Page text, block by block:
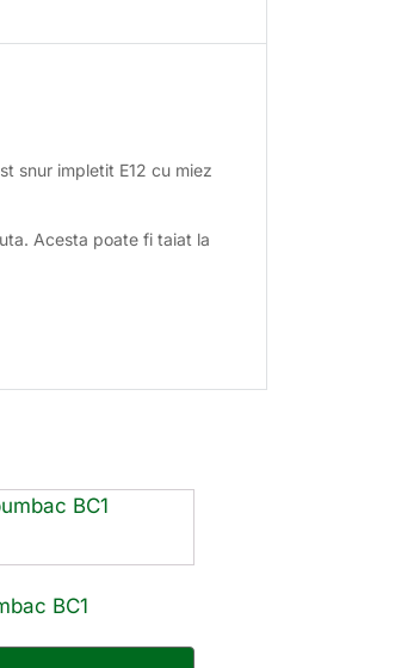
snur impletit E12 cu miez
Acesta poate fi taiat la
BC1